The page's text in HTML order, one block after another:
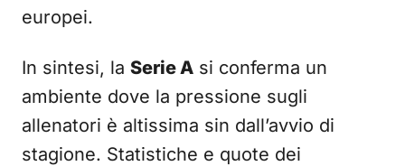
europei.
In sintesi, la Serie A si conferma un
ambiente dove la pressione sugli
allenatori è altissima sin dall’avvio di
stagione. Statistiche e quote dei